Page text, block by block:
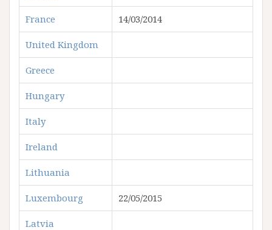
France 14/03/2014
United Kingdom
Greece
Hungary
Italy
Ireland
Lithuania
Luxembourg 22/05/2015
Latvia